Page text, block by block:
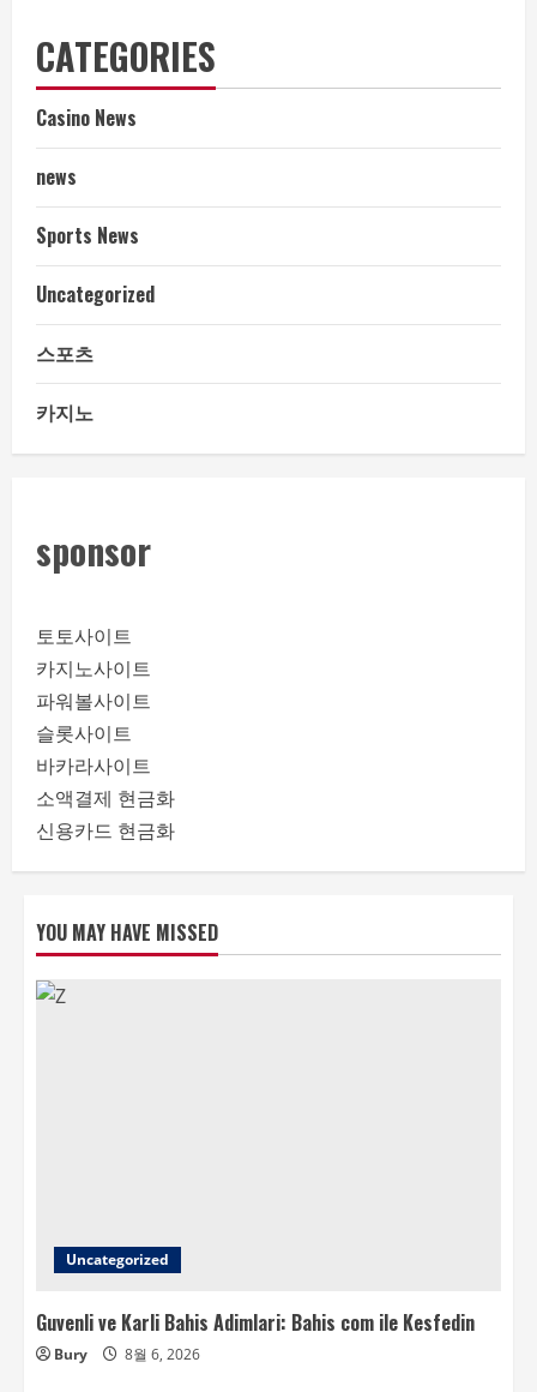
CATEGORIES
Casino News
news
Sports News
Uncategorized
스포츠
카지노
sponsor
토토사이트
카지노사이트
파워볼사이트
슬롯사이트
바카라사이트
소액결제 현금화
신용카드 현금화
YOU MAY HAVE MISSED
Uncategorized
Guvenli ve Karli Bahis Adimlari: Bahis com ile Kesfedin
Bury 8월 6, 2026